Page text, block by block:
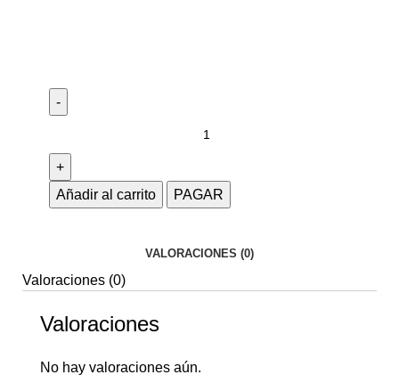
Añadir al carrito PAGAR
VALORACIONES (0)
Valoraciones (0)
Valoraciones
No hay valoraciones aún.